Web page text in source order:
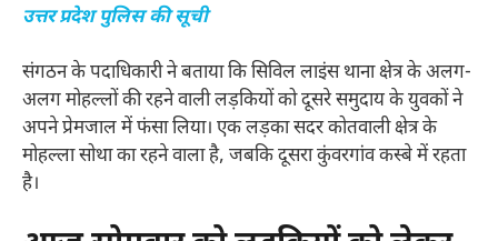
उत्तर प्रदेश पुलिस की सूची
संगठन के पदाधिकारी ने बताया कि सिविल लाइंस थाना क्षेत्र के अलग-
अलग मोहल्लों की रहने वाली लड़कियों को दूसरे समुदाय के युवकों ने
अपने प्रेमजाल में फंसा लिया। एक लड़का सदर कोतवाली क्षेत्र के
मोहल्ला सोथा का रहने वाला है, जबकि दूसरा कुंवरगांव कस्बे में रहता
है।